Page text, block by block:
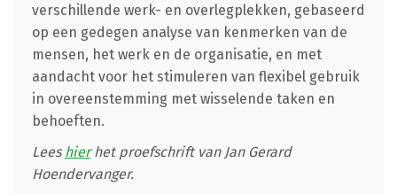
verschillende werk- en overlegplekken, gebaseerd
op een gedegen analyse van kenmerken van de
mensen, het werk en de organisatie, en met
aandacht voor het stimuleren van flexibel gebruik
in overeenstemming met wisselende taken en
behoeften.
Leeshierhet proefschrift van Jan Gerard
Hoendervanger.